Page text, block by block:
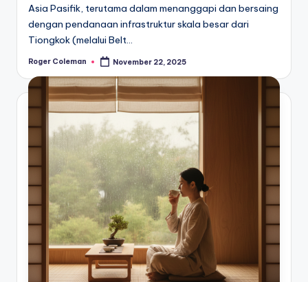
Asia Pasifik, terutama dalam menanggapi dan bersaing
dengan pendanaan infrastruktur skala besar dari
Tiongkok (melalui Belt…
Posted
Roger Coleman November 22, 2025